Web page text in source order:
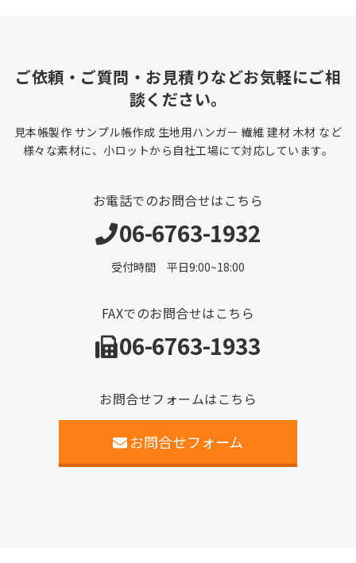
ご依頼・ご質問・お見積りなどお気軽にご相
談ください。
見本帳製作 サンプル帳作成 生地用ハンガー 繊維 建材 木材 など
様々な素材に、小ロットから自社工場にて対応しています。
お電話でのお問合せはこちら
06-6763-1932
受付時間 平日9:00~18:00
FAXでのお問合せはこちら
06-6763-1933
お問合せフォームはこちら
お問合せフォーム